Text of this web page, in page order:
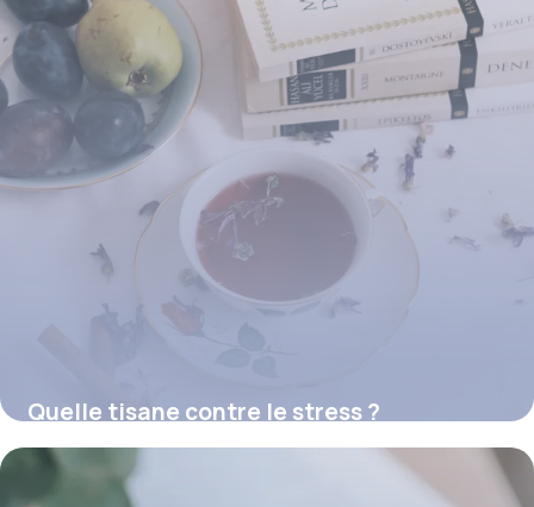
Quelle tisane contre le stress ?
16 juillet 2026